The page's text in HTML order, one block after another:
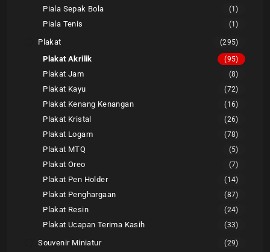
Piala Sepak Bola (1)
Piala Tenis (1)
Plakat (295)
Plakat Akrilik (95)
Plakat Jam (8)
Plakat Kayu (72)
Plakat Kenang Kenangan (16)
Plakat Kristal (26)
Plakat Logam (78)
Plakat MTQ (5)
Plakat Oreo (7)
Plakat Pen Holder (14)
Plakat Penghargaan (87)
Plakat Resin (24)
Plakat Ucapan Terima Kasih (33)
Souvenir Miniatur (29)